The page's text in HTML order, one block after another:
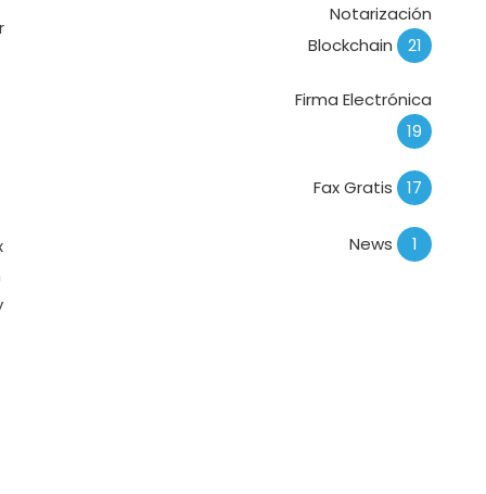
Notarización
Blockchain
21
Firma Electrónica
19
Fax Gratis 17
News 1